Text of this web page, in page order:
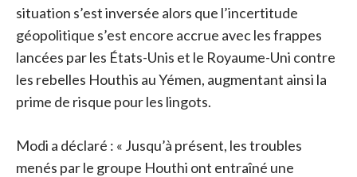
situation s’est inversée alors que l’incertitude
géopolitique s’est encore accrue avec les frappes
lancées par les États-Unis et le Royaume-Uni contre
les rebelles Houthis au Yémen, augmentant ainsi la
prime de risque pour les lingots.
Modi a déclaré : « Jusqu’à présent, les troubles
menés par le groupe Houthi ont entraîné une